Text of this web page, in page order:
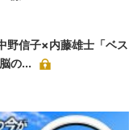
野信子×内藤雄士「ベス
の...